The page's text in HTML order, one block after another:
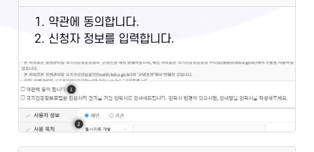
1. 약관에 동의합니다.
2. 신청자 정보를 입력합니다.